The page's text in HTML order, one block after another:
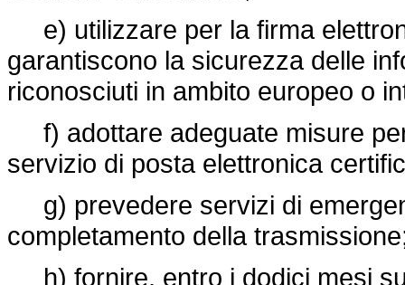
e) utilizzare per la firma
garantiscono la sicurezza delle
riconosciuti in ambito europeo o
f) adottare adeguate misure
servizio di posta elettronica
g) prevedere servizi di
completamento della
h) fornire, entro i dodici mesi